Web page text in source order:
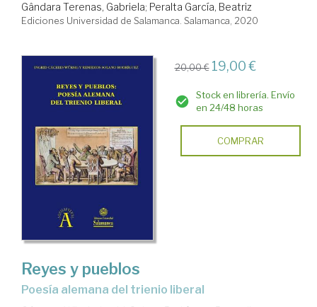
Gândara Terenas, Gabriela; Peralta García, Beatriz
Ediciones Universidad de Salamanca. Salamanca, 2020
20,00 € 19,00 €
Stock en librería. Envío
en 24/48 horas
COMPRAR
Reyes y pueblos
poesía alemana del trienio liberal